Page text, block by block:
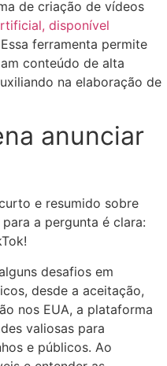
de criação de vídeos
disponível
ferramenta permite
conteúdo de alta
na elaboração de
anunciar
e resumido sobre
a pergunta é clara:
desafios em
desde a aceitação,
nos EUA, a plataforma
valiosas para
e públicos. Ao